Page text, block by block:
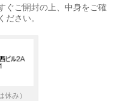
ぐご開封の上、中身をご確
ださい。
休み）